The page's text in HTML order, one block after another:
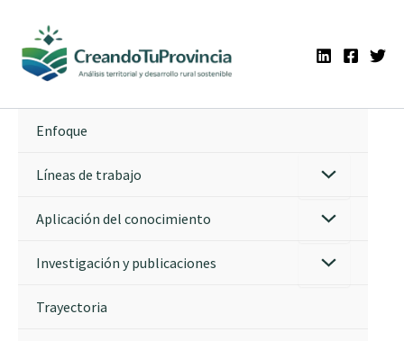
contenido
Enfoque
Líneas de trabajo
Aplicación del conocimiento
Investigación y publicaciones
Trayectoria